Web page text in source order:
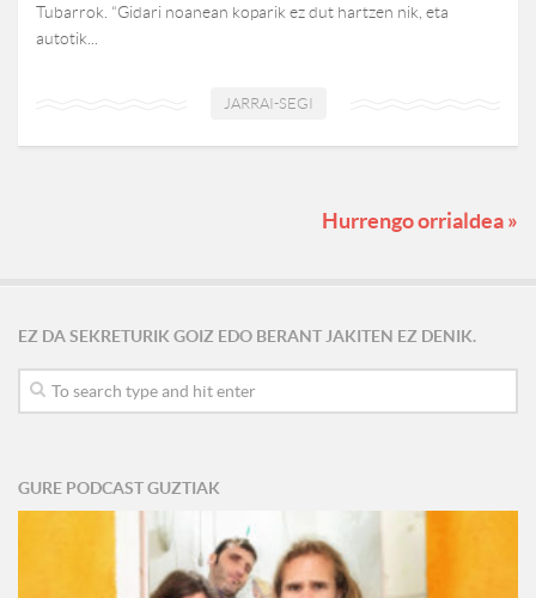
Tubarrok. “Gidari noanean koparik ez dut hartzen nik, eta
autotik...
JARRAI-SEGI
Hurrengo orrialdea »
EZ DA SEKRETURIK GOIZ EDO BERANT JAKITEN EZ DENIK.
GURE PODCAST GUZTIAK